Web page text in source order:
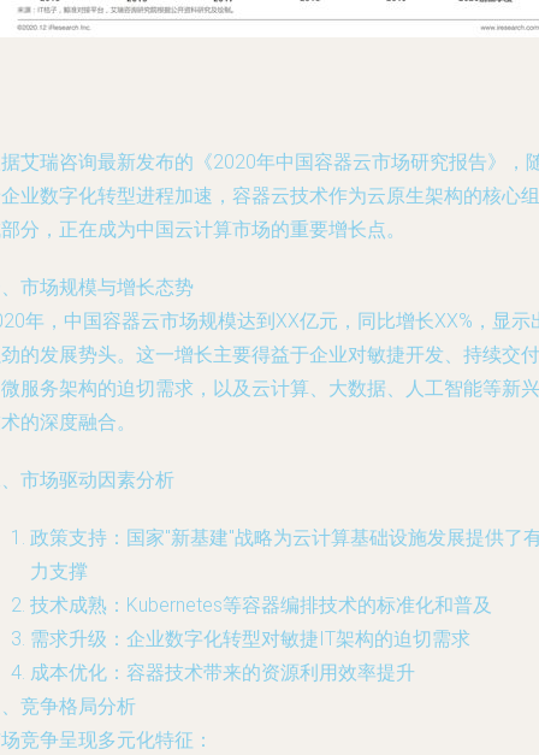
艾瑞咨询最新发布的《2020年中国容器云市场研究报告》，
业数字化转型进程加速，容器云技术作为云原生架构的核心组
分，正在成为中国云计算市场的重要增长点。
市场规模与增长态势
年，中国容器云市场规模达到XX亿元，同比增长XX%，显示
的发展势头。这一增长主要得益于企业对敏捷开发、持续交付
服务架构的迫切需求，以及云计算、大数据、人工智能等新兴
的深度融合。
市场驱动因素分析
政策支持：国家"新基建"战略为云计算基础设施发展提供了
力支撑
技术成熟：Kubernetes等容器编排技术的标准化和普及
需求升级：企业数字化转型对敏捷IT架构的迫切需求
成本优化：容器技术带来的资源利用效率提升
竞争格局分析
竞争呈现多元化特征：